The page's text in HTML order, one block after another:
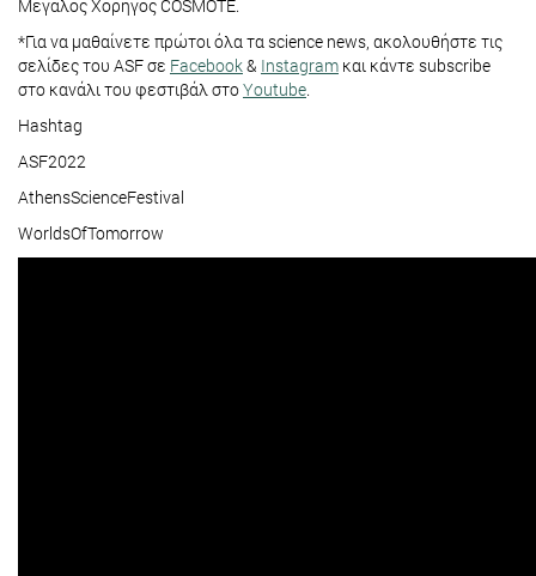
Μεγάλος Χορηγός COSMOTE.
*Για να μαθαίνετε πρώτοι όλα τα science news, ακολουθήστε τις
σελίδες του ASF σε Facebook& Instagram και κάντε subscribe
στο κανάλι του φεστιβάλ στοYoutube.
Hashtag
ASF2022
AthensScienceFestival
WorldsOfTomorrow